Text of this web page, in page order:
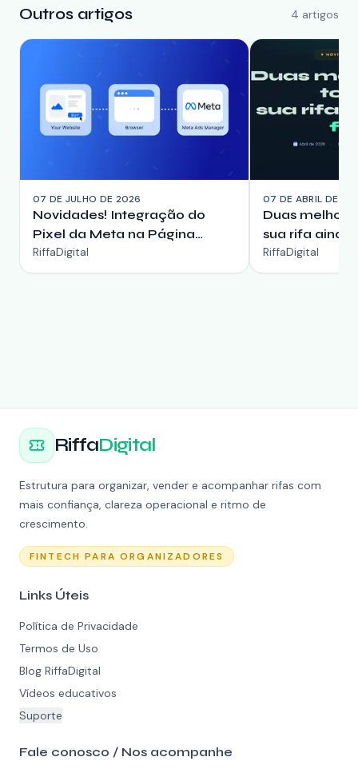
Outros artigos 4 artigos
07 DE JULHO DE 2026
Novidades! Integração do
Pixel da Meta na Página
Pública da Sua Rifa
RiffaDigital
07 DE ABRIL DE
Duas
sua rifa ainda
RiffaDigital
RiffaDigital
Estrutura para organizar, vender e acompanhar rifas com
mais confiança, clareza operacional e ritmo de
crescimento.
FINTECH PARA ORGANIZADORES
Links Úteis
Política de Privacidade
Termos de Uso
Blog RiffaDigital
Vídeos educativos
Suporte
Fale conosco / Nos acompanhe